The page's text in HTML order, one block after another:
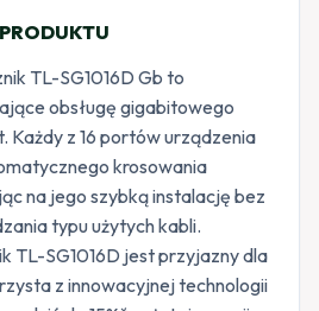
TL-SG1016D Gb to
obsługę gigabitowego
Każdy z 16 portów urządzenia
krosowania
na jego szybką instalację bez
typu użytych kabli.
TL-SG1016D jest przyjazny dla
z innowacyjnej technologii